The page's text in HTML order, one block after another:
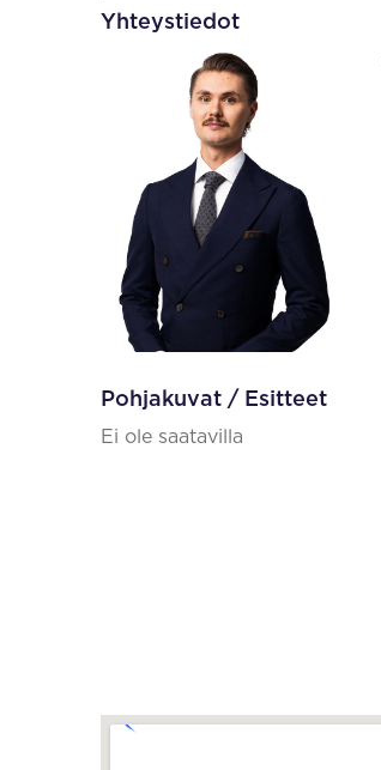
Yhteystiedot
Pohjakuvat / Esitteet
Ei ole saatavilla